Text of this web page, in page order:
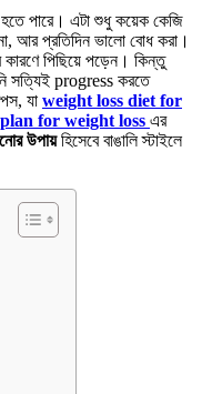
পারে। এটা শুধু কয়েক কেজি
আর প্রতিদিন ভালো বোধ করা।
পিছিয়ে পড়েন। কিন্তু
সত্যিই progress করতে
যা weight loss diet for
for weight loss এর
উপায়হিসেবে বাঙালি স্টাইলে